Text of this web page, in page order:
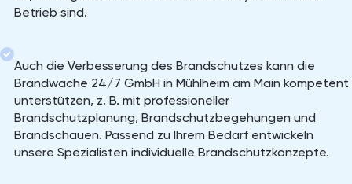
Betrieb sind.
Auch die Verbesserung des Brandschutzes kann die
Brandwache 24/7 GmbH in Mühlheim am Main kompetent
unterstützen, z. B. mit professioneller
Brandschutzplanung, Brandschutzbegehungen und
Brandschauen. Passend zu Ihrem Bedarf entwickeln
unsere Spezialisten individuelle Brandschutzkonzepte.